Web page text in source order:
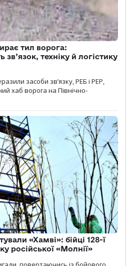
тил ворога:
техніку й логістику
засоби зв’язку, РЕБ і РЕР,
хаб ворога на Північно-
«Хамві»: бійці 128-ї
російської «Молнії»